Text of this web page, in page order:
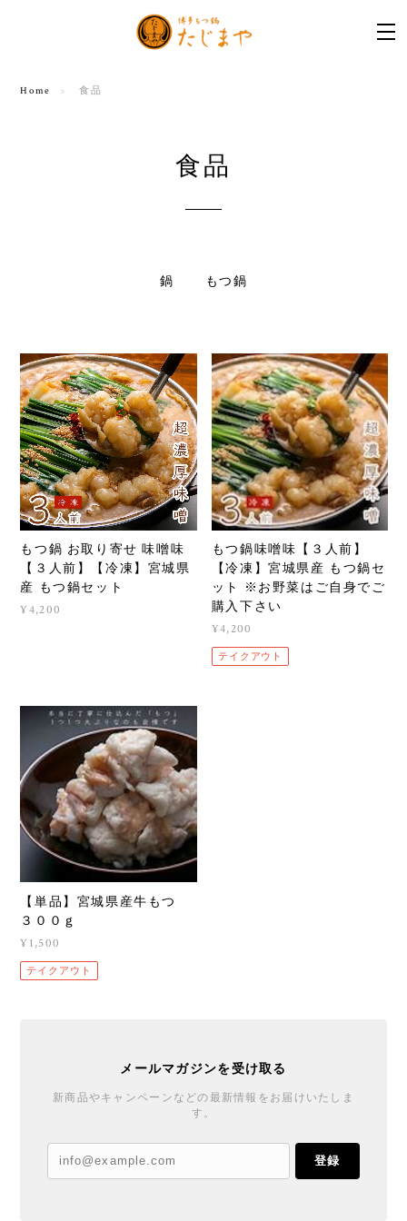
Home 食品
食品
鍋 もつ鍋
もつ鍋 お取り寄せ 味噌味
【３人前】【冷凍】宮城県
産 もつ鍋セット
¥4,200
もつ鍋味噌味【３人前】
【冷凍】宮城県産 もつ鍋セ
ット ※お野菜はご自身でご
購入下さい
¥4,200
テイクアウト
【単品】宮城県産牛もつ
３００ｇ
¥1,500
テイクアウト
メールマガジンを受け取る
新商品やキャンペーンなどの最新情報をお届けいたしま
す。
登録